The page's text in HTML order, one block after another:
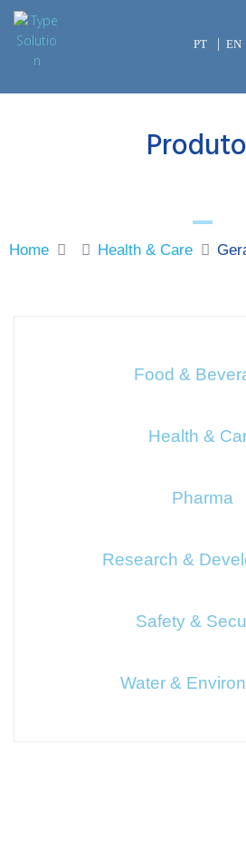
PT EN
Home Health & Care
Food &
Health &
Pharma
Research &
Safety &
Water &